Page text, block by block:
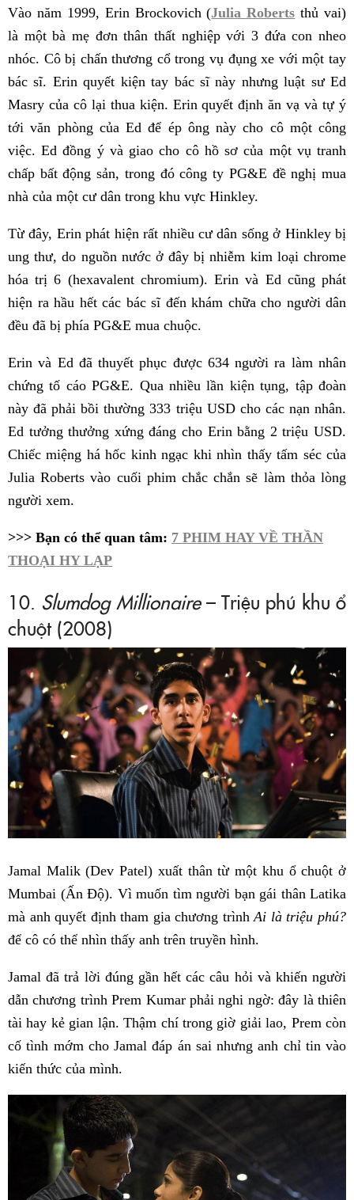
Vào năm 1999, Erin Brockovich (Julia Roberts thủ vai)
là một bà mẹ đơn thân thất nghiệp với 3 đứa con nheo
nhóc. Cô bị chấn thương cổ trong vụ đụng xe với một tay
bác sĩ. Erin quyết kiện tay bác sĩ này nhưng luật sư Ed
Masry của cô lại thua kiện. Erin quyết định ăn vạ và tự ý
tới văn phòng của Ed để ép ông này cho cô một công
việc. Ed đồng ý và giao cho cô hồ sơ của một vụ tranh
chấp bất động sản, trong đó công ty PG&E đề nghị mua
nhà của một cư dân trong khu vực Hinkley.
Từ đây, Erin phát hiện rất nhiều cư dân sống ở Hinkley bị
ung thư, do nguồn nước ở đây bị nhiễm kim loại chrome
hóa trị 6 (hexavalent chromium). Erin và Ed cũng phát
hiện ra hầu hết các bác sĩ đến khám chữa cho người dân
đều đã bị phía PG&E mua chuộc.
Erin và Ed đã thuyết phục được 634 người ra làm nhân
chứng tố cáo PG&E. Qua nhiều lần kiện tụng, tập đoàn
này đã phải bồi thường 333 triệu USD cho các nạn nhân.
Ed tưởng thưởng xứng đáng cho Erin bằng 2 triệu USD.
Chiếc miệng há hốc kinh ngạc khi nhìn thấy tấm séc của
Julia Roberts vào cuối phim chắc chắn sẽ làm thỏa lòng
người xem.
>>> Bạn có thể quan tâm: 7 PHIM HAY VỀ THẦN
THOẠI HY LẠP
10. Slumdog Millionaire– Triệu phú khu ổ
chuột (2008)
Jamal Malik (Dev Patel) xuất thân từ một khu ổ chuột ở
Mumbai (Ấn Độ). Vì muốn tìm người bạn gái thân Latika
mà anh quyết định tham gia chương trìnhAi là triệu phú?
để cô có thể nhìn thấy anh trên truyền hình.
Jamal đã trả lời đúng gần hết các câu hỏi và khiến người
dẫn chương trình Prem Kumar phải nghi ngờ: đây là thiên
tài hay kẻ gian lận. Thậm chí trong giờ giải lao, Prem còn
cố tình mớm cho Jamal đáp án sai nhưng anh chỉ tin vào
kiến thức của mình.